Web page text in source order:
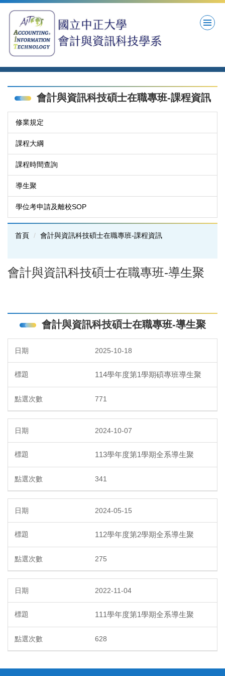
到
區
會計與資訊科技碩士在職專班-課程資訊
修業規定
課程大綱
課程時間查詢
導生聚
學位考申請及離校SOP
首頁 會計與資訊科技碩士在職專班-課程資訊
會計與資訊科技碩士在職專班-導生聚
會計與資訊科技碩士在職專班-導生聚
2025-10-18
114學年度第1學期碩專班導生聚
771
2024-10-07
113學年度第1學期全系導生聚
341
2024-05-15
112學年度第2學期全系導生聚
275
2022-11-04
111學年度第1學期全系導生聚
628